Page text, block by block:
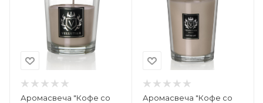
Аромасвеча "Кофе со
Аромасвеча "Кофе со